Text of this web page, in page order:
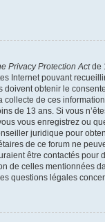
Privacy Protection Actde
Internet pouvant
doivent obtenir le
collecte de ces
de 13 ans. Si vous
vous enregistrez ou
juridique pour
de ce forum ne
être contactés pour
de celles mentionnées
questions légales